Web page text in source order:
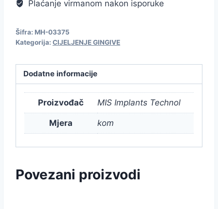
Plaćanje virmanom nakon isporuke
Šifra: MH-03375
Kategorija: CIJELJENJE GINGIVE
Dodatne informacije
Proizvođač MIS Implants Technol
Mjera kom
Povezani proizvodi